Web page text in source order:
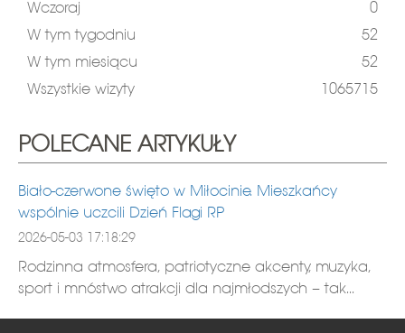
Wczoraj
0
W tym tygodniu
52
W tym miesiącu
52
Wszystkie wizyty
1065715
POLECANE ARTYKUŁY
Biało-czerwone święto w Miłocinie. Mieszkańcy
wspólnie uczcili Dzień Flagi RP
2026-05-03 17:18:29
Rodzinna atmosfera, patriotyczne akcenty, muzyka,
sport i mnóstwo atrakcji dla najmłodszych – tak...